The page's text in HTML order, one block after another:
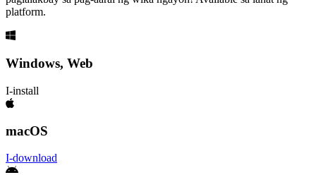
platform.
Windows, Web
I-install
macOS
I-download